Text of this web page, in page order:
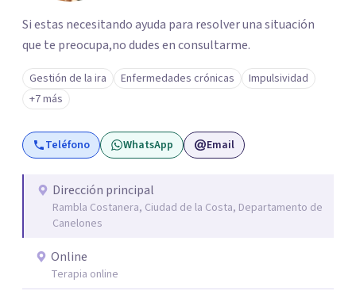
Si estas necesitando ayuda para resolver una situación
que te preocupa,no dudes en consultarme.
Gestión de la ira Enfermedades crónicas
Impulsividad
+7 más
Teléfono WhatsApp Email
Dirección principal
Rambla Costanera, Ciudad de la Costa, Departamento de
Canelones
Online
Terapia online